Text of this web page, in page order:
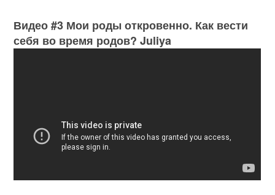
Видео #3 Мои роды откровенно. Как вести
себя во время родов? Juliya